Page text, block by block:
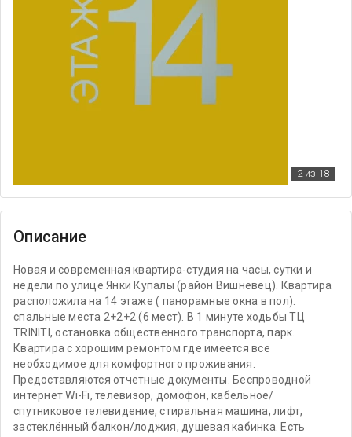
2из 18
Описание
Новая и современная квартира-студия на часы, сутки и
недели по улице Янки Купалы (район Вишневец). Квартира
расположила на 14 этаже ( панорамные окна в пол).
спальные места 2+2+2 (6 мест). В 1 минуте ходьбы ТЦ
TRINITI, остановка общественного транспорта, парк.
Квартира с хорошим ремонтом где имеется все
необходимое для комфортного проживания.
Предоставляются отчетные документы. Беспроводной
интернет Wi-Fi, телевизор, домофон, кабельное/
спутниковое телевидение, стиральная машина, лифт,
застеклённый балкон/лоджия, душевая кабинка. Есть